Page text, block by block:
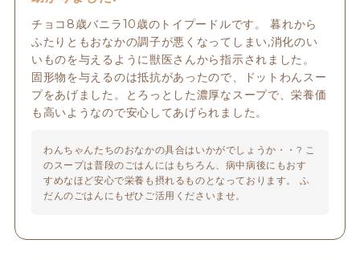
チョコ8歳バニラ10歳のトイプードルです。 暮れから
ふたりともおなかの調子が悪くなってしまい,消化のい
いものを与えるように獣医さんから指示されました。
固形物を与えるのは抵抗があったので、ドットわんスー
プをあげました。とろっとした濃厚なスープで、栄養価
も高いようなので安心してあげられました。
わんちゃんたちのおなかの具合はいかがでしょうか・・? こ
のスープは普段のごはんにはもちろん、病中病後にもおす
すめなほど安心で栄養も摂れるものとなっております。 ふ
だんのごはんにもぜひご活用くださいませ。